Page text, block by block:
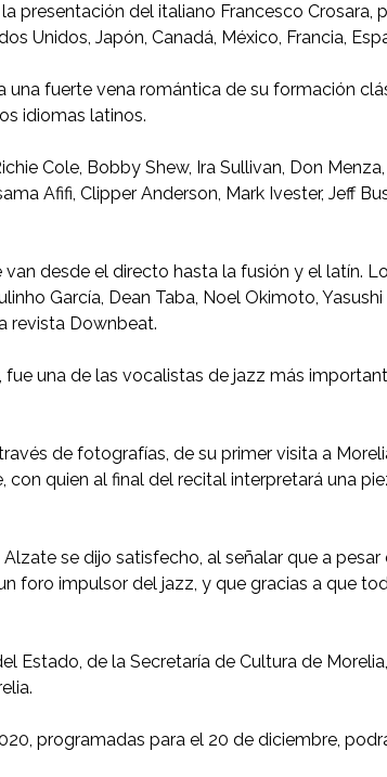
presentación del italiano Francesco Crosara,
Unidos, Japón, Canadá, México, Francia,
fuerte vena romántica de su formación
idiomas latinos.
Cole, Bobby Shew, Ira Sullivan, Don
Afifi, Clipper Anderson, Mark Ivester, Jeff
desde el directo hasta la fusión y el latín.
García, Dean Taba, Noel Okimoto,
revista Downbeat.
una de las vocalistas de jazz más
de fotografías, de su primer visita a
quien al final del recital interpretará una
se dijo satisfecho, al señalar que a pesar
foro impulsor del jazz, y que gracias a que
Estado, de la Secretaría de Cultura de
programadas para el 20 de diciembre,